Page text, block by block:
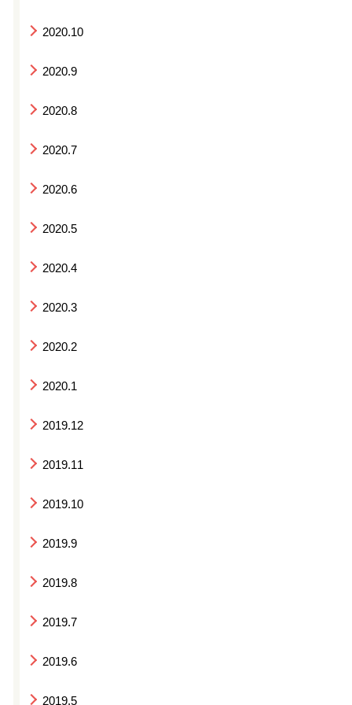
2020.10
2020.9
2020.8
2020.7
2020.6
2020.5
2020.4
2020.3
2020.2
2020.1
2019.12
2019.11
2019.10
2019.9
2019.8
2019.7
2019.6
2019.5